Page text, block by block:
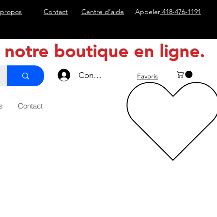
Contact Centre d’aide Appeler 418-476-1191
Connexion Favoris
Contact
notre boutique en ligne.